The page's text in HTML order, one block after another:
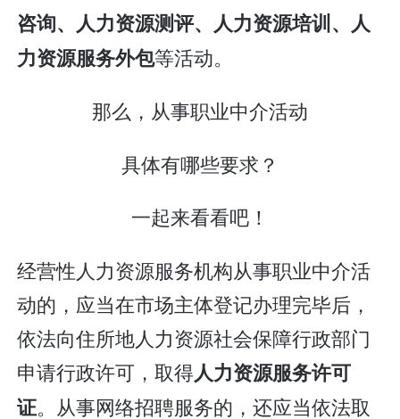
咨询、人力资源测评、人力资源培训、人
力资源服务外包等活动。
那么，从事职业中介活动
具体有哪些要求？
一起来看看吧！
经营性人力资源服务机构从事职业中介活
动的，应当在市场主体登记办理完毕后，
依法向住所地人力资源社会保障行政部门
申请行政许可，取得人力资源服务许可
证。从事网络招聘服务的，还应当依法取